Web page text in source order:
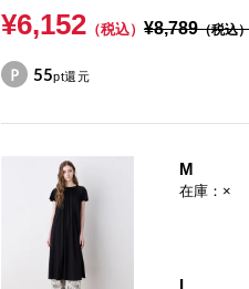
¥6,152 （税込） ¥8,789（税込
55pt還元
M
在庫：×
L